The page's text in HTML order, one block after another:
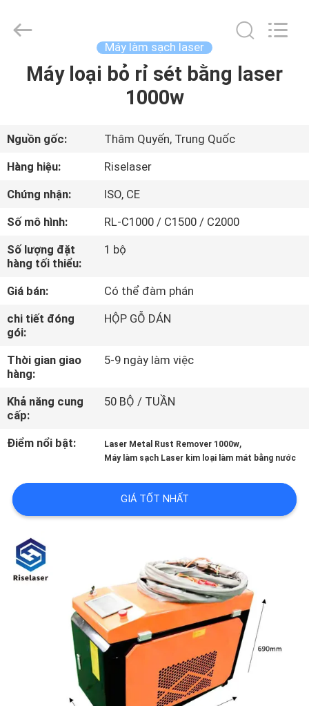
NHÀ
SẢN
PHẨM
TRÌNH
VR
VỀ
CHÚNG
THAM
QUAN
NHÀ
KIỂM
CHẤT
LƯỢNG
2026
Riselaser
Máy làm sạch laser
Máy loại bỏ rỉ sét bằng laser
1000w
Nguồn gốc:
Thâm Quyến, Trung Quốc
Hàng hiệu:
Riselaser
Chứng nhận:
ISO, CE
Số mô hình:
RL-C1000 / C1500 / C2000
Số lượng đặt
hàng tối thiểu:
1 bộ
Giá bán:
Có thể đàm phán
chi tiết đóng
gói:
HỘP GỖ DÁN
Thời gian giao
hàng:
5-9 ngày làm việc
Khả năng cung
cấp:
50 BỘ / TUẦN
Điểm nổi bật: Laser Metal Rust Remover 1000w,
Máy làm sạch Laser kim loại làm mát bằng nước
GIÁ TỐT NHẤT